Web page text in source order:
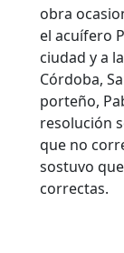
obra
el acuífero
ciudad y a
Córdoba,
porteño,
resolución
que no
sostuvo
correctas.